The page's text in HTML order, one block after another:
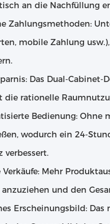
an die Nachfüllung
Zahlungsmethoden:
mobile Zahlung
Das Dual-
die rationelle
Bedienung: Ohne
wodurch ein 24-
verbessert.
Verkäufe: Mehr
anzuziehen und den
Erscheinungsbild: